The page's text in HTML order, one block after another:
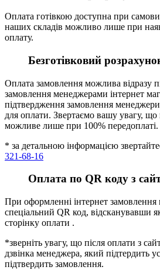
Оплата готівкою доступна при
наших складів можливо лише при
оплату.
Безготівковий
Оплата замовлення можлива відразу
замовлення менеджерами інтернет
підтвердження замовлення
для оплати. Звертаємо вашу увагу, що
можливе лише при 100% передоплаті.
* за детальною інформацією
321-68-16
Оплата по QR коду з
При оформленні інтернет замовлення
спеціальний QR код, відсканувавши
сторінку оплати .
*зверніть увагу, що після оплати з
дзвінка менеджера, який підтердить
підтвердить замовлення.